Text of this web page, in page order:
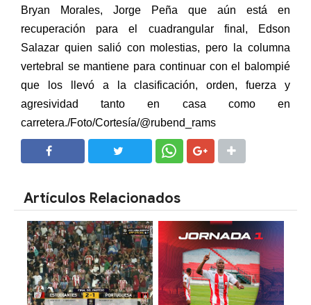
Bryan Morales, Jorge Peña que aún está en
recuperación para el cuadrangular final, Edson
Salazar quien salió con molestias, pero la columna
vertebral se mantiene para continuar con el balompié
que los llevó a la clasificación, orden, fuerza y
agresividad tanto en casa como en
carretera./Foto/Cortesía/@rubend_rams
Artículos Relacionados